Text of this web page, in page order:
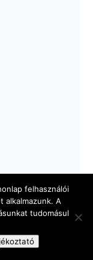
felhasználói
alkalmazunk. A
tudomásul